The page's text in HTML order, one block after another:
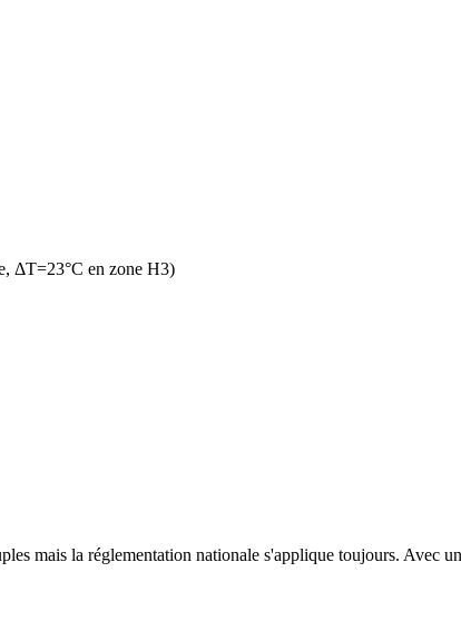
ΔT=23°C en zone H3)
mais la réglementation nationale s'applique toujours. Avec